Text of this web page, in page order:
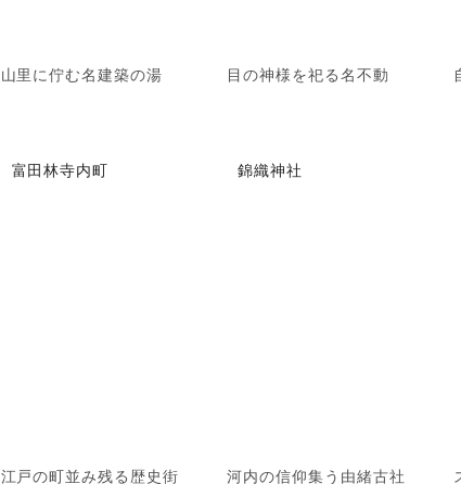
山里に佇む名建築の湯 目の神様を祀る名不動
富田林寺内町
江戸の町並み残る歴史街
錦織神社
河内の信仰集う由緒古社